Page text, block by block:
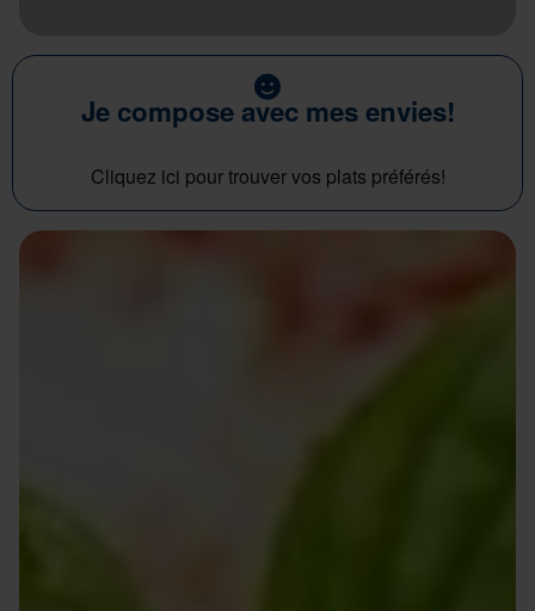
Je compose avec mes envies!
Cliquez ici pour trouver vos plats préférés!